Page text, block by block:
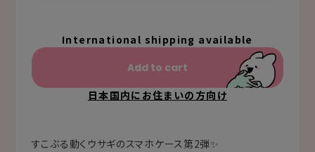
International shipping available
Add to cart
日本国内にお住まいの方向け
すこぶる動くウサギのスマホケース第2弾✨